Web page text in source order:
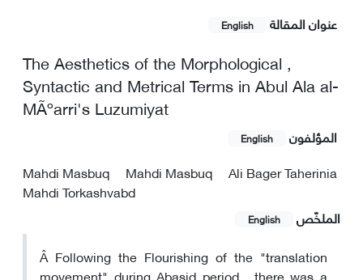
عنوان المقالة
English
The Aesthetics of the Morphological ,
Syntactic and Metrical Terms in Abul Ala al-
MÃºarri's Luzumiyat
المؤلفون English
Mahdi Masbuq Mahdi Masbuq
Ali Bager Taherinia
Mahdi Torkashvabd
الملخّص
English
Â Following the Flourishing of the "translation